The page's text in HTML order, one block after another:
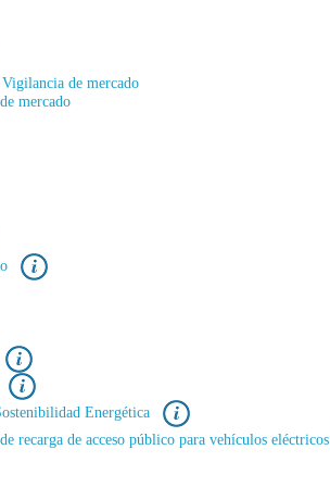
de mercado
mercado
Energética
recarga de acceso público para vehículos eléctricos